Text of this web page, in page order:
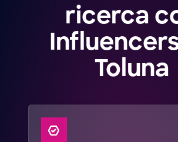
ricerca
Toluna